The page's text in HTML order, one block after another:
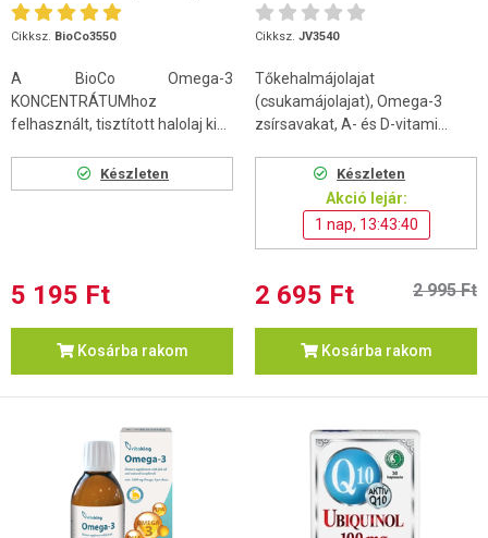
30db
Cikksz. BioCo3550
A BioCo Omega-3
KONCENTRÁTUMhoz
felhasznált, tisztított halolaj ki...
Készleten
5 195 Ft
Kosárba rakom
Cikksz. JV3540
Tőkehalmájolajat
(csukamájolajat), Omega-3
zsírsavakat, A- és D-vitami...
Készleten
Akció lejár:
1 nap, 13:43:39
2 695 Ft 2 995 Ft
Kosárba rakom